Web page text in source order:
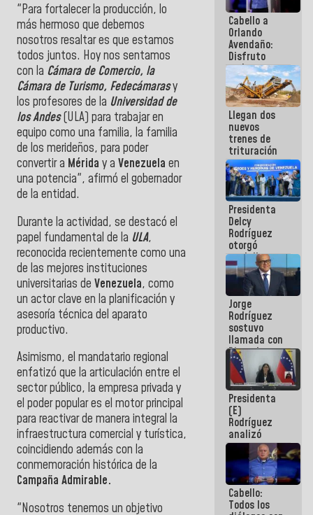
"Para fortalecer la producción, lo
más hermoso que debemos
nosotros resaltar es que estamos
todos juntos. Hoy nos sentamos
con la Cámara de Comercio, la
Cámara de Turismo, Fedecámarasy
los profesores de la Universidad de
los Andes(ULA) para trabajar en
equipo como una familia, la familia
de los merideños, para poder
convertir a Mérida y a Venezuela en
una potencia", afirmó el gobernador
de la entidad.
Durante la actividad, se destacó el
papel fundamental de la ULA,
reconocida recientemente como una
de las mejores instituciones
universitarias de Venezuela, como
un actor clave en la planificación y
asesoría técnica del aparato
productivo.
Asimismo, el mandatario regional
enfatizó que la articulación entre el
sector público, la empresa privada y
el poder popular es el motor principal
para reactivar de manera integral la
infraestructura comercial y turística,
coincidiendo además con la
conmemoración histórica de la
Campaña Admirable.
"Nosotros tenemos un objetivo
Cabello a
Orlando
Avendaño:
Disfruto
cada vez
que escribes
porque lo
que haces
es
embarrarla
Llegan dos
nuevos
trenes de
trituración
para
optimizar
manejo de
escombros
en La Guaira
Presidenta
Delcy
Rodríguez
otorgó
medalla
"Héroe de
Venezuela"
a servidores
públicos
Jorge
Rodríguez
sostuvo
llamada con
Dinorah
Figuera y
acuerdan
primer
encuentro
presencial
para el
diálogo
Presidenta
(E)
Rodríguez
analizó
junto a
gobernadores
planes de
recuperación
del Sistema
Eléctrico
Cabello:
Todos los